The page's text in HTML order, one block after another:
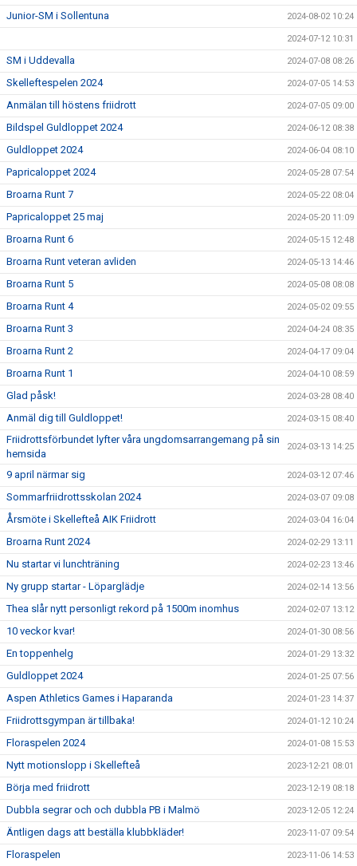
Junior-SM i Sollentuna 2024-08-02 10:24
2024-07-12 10:31
SM i Uddevalla 2024-07-08 08:26
Skelleftespelen 2024 2024-07-05 14:53
Anmälan till höstens friidrott 2024-07-05 09:00
Bildspel Guldloppet 2024 2024-06-12 08:38
Guldloppet 2024 2024-06-04 08:10
Papricaloppet 2024 2024-05-28 07:54
Broarna Runt 7 2024-05-22 08:04
Papricaloppet 25 maj 2024-05-20 11:09
Broarna Runt 6 2024-05-15 12:48
Broarna Runt veteran avliden 2024-05-13 14:46
Broarna Runt 5 2024-05-08 08:08
Broarna Runt 4 2024-05-02 09:55
Broarna Runt 3 2024-04-24 08:35
Broarna Runt 2 2024-04-17 09:04
Broarna Runt 1 2024-04-10 08:59
Glad påsk! 2024-03-28 08:40
Anmäl dig till Guldloppet! 2024-03-15 08:40
Friidrottsförbundet lyfter våra ungdomsarrangemang på sin
hemsida
2024-03-13 14:25
9 april närmar sig 2024-03-12 07:46
Sommarfriidrottsskolan 2024 2024-03-07 09:08
Årsmöte i Skellefteå AIK Friidrott 2024-03-04 16:04
Broarna Runt 2024 2024-02-29 13:11
Nu startar vi lunchträning 2024-02-23 13:46
Ny grupp startar - Löparglädje 2024-02-14 13:56
Thea slår nytt personligt rekord på 1500m inomhus 2024-02-07 13:12
10 veckor kvar! 2024-01-30 08:56
En toppenhelg 2024-01-29 13:32
Guldloppet 2024 2024-01-25 07:56
Aspen Athletics Games i Haparanda 2024-01-23 14:37
Friidrottsgympan är tillbaka! 2024-01-12 10:24
Floraspelen 2024 2024-01-08 15:53
Nytt motionslopp i Skellefteå 2023-12-21 08:01
Börja med friidrott 2023-12-19 08:18
Dubbla segrar och och dubbla PB i Malmö 2023-12-05 12:24
Äntligen dags att beställa klubbkläder! 2023-11-07 09:54
Floraspelen 2023-11-06 14:53